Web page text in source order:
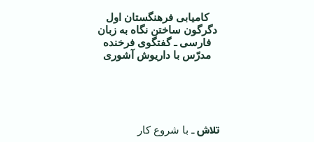
کامیابی فرهنگستان اول
دگرگون ساختن نگاه به زبان
فارسی ـ گفتگوی فرخنده
مدرّس با داریوش آشوری
تلاشـ با شروع كار